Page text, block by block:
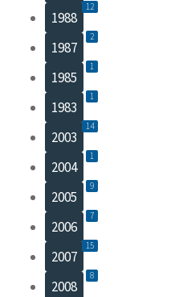
1988
12
1987
2
1985
1
1983
1
2003
14
2004
1
2005
9
2006
7
2007
15
2008
8